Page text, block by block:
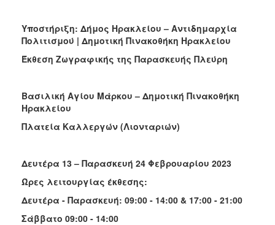
Υποστήριξη: Δήμος Ηρακλείου – Αντιδημαρχία
Πολιτισμού | Δημοτική Πινακοθήκη Ηρακλείου
Έκθεση Ζωγραφικής της Παρασκευής Πλεύρη
Βασιλική Αγίου Μάρκου – Δημοτική Πινακοθήκη
Ηρακλείου
Πλατεία Καλλεργών (Λιονταριών)
Δευτέρα 13 – Παρασκευή 24 Φεβρουαρίου 2023
Ώρες λειτουργίας έκθεσης:
Δευτέρα - Παρασκευή: 09:00 - 14:00 & 17:00 - 21:00
Σάββατο 09:00 - 14:00